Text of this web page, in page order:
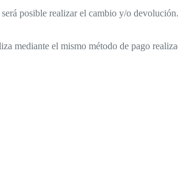
posible realizar el cambio y/o
mediante el mismo método de pago